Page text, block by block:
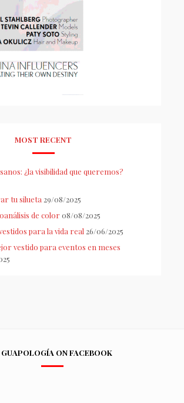
MOST RECENT
¿la visibilidad que queremos?
tu silueta 29/08/2025
de color 08/08/2025
para la vida real 26/06/2025
vestido para eventos en meses
GUAPOLOGÍA ON FACEBOOK